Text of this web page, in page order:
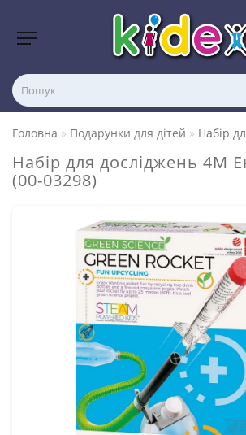
Головна Подарунки для дітей Набір
Набір для досліджень 4M
(00-03298)